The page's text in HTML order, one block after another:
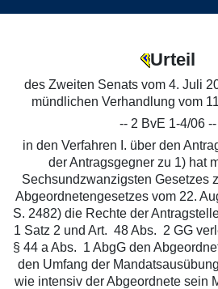
Urteil
des Zweiten Senats vom 4. Juli
mündlichen Verhandlung vom
-- 2 BvE 1-4/06 --
in den Verfahren I. über den
der Antragsgegner zu 1) hat
Sechsundzwanzigsten Gesetzes
Abgeordnetengesetzes vom 22.
S. 2482) die Rechte der
1 Satz 2 und Art. 48 Abs. 2 GG
§ 44 a Abs. 1 AbgG den
den Umfang der
wie intensiv der Abgeordnete sein